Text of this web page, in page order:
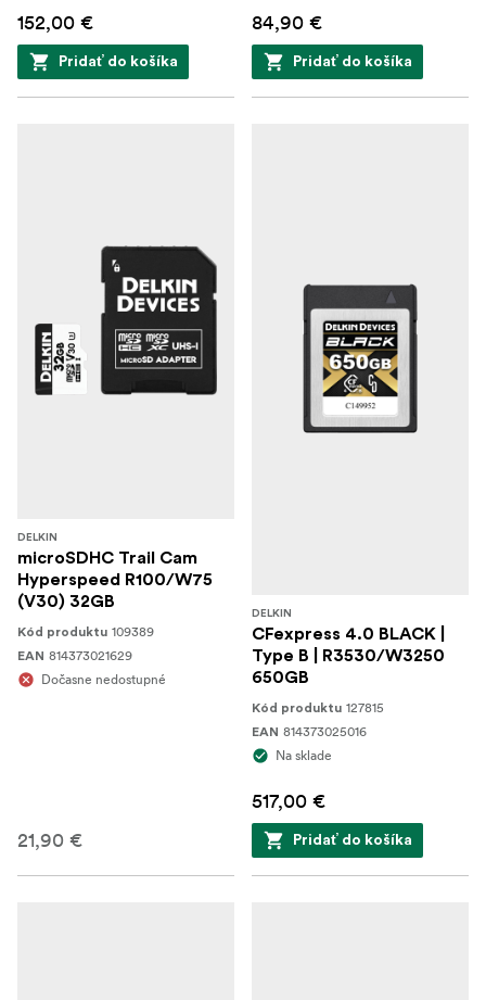
152,00 €
Pridať do košíka
84,90 €
Pridať do košíka
DELKIN
microSDHC Trail Cam
Hyperspeed R100/W75
(V30) 32GB
Kód produktu 109389
EAN 814373021629
Dočasne nedostupné
21,90 €
DELKIN
CFexpress 4.0 BLACK |
Type B | R3530/W3250
650GB
Kód produktu 127815
EAN 814373025016
Na sklade
517,00 €
Pridať do košíka